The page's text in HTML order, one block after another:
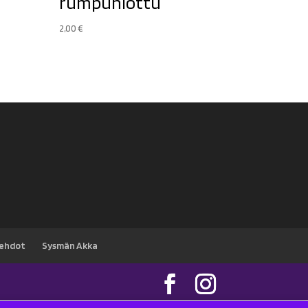
2,00€
Sysmän Akka